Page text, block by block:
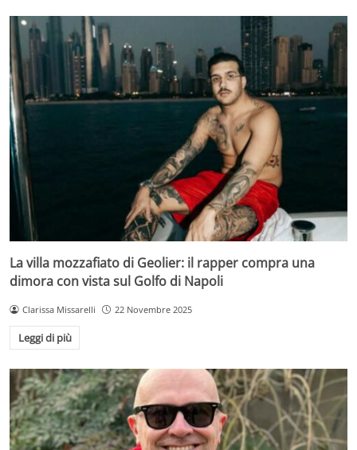
La villa mozzafiato di Geolier: il rapper compra una
dimora con vista sul Golfo di Napoli
Clarissa Missarelli 22 Novembre 2025
Leggi di più